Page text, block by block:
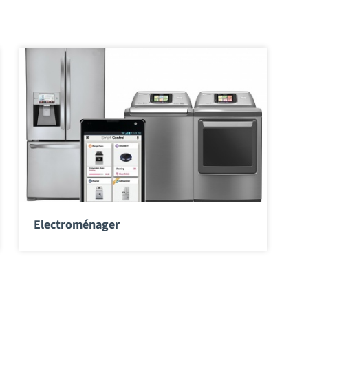
Electroménager